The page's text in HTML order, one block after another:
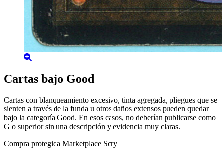
Cartas bajo Good
Cartas con blanqueamiento excesivo, tinta agregada, pliegues que se
sienten a través de la funda u otros daños extensos pueden quedar
bajo la categoría Good. En esos casos, no deberían publicarse como
G o superior sin una descripción y evidencia muy claras.
Compra protegida Marketplace Scry